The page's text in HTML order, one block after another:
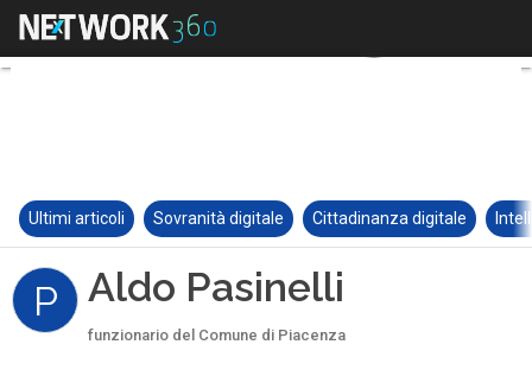
Ultimi articoli Sovranità digitale Cittadinanza digitale
P Aldo Pasinelli
funzionario del Comune di Piacenza